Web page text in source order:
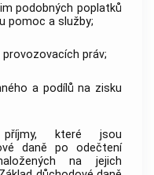
podobných poplatků
pomoc a služby;
práv;
a podílů na zisku
které jsou
daně po odečtení
na jejich